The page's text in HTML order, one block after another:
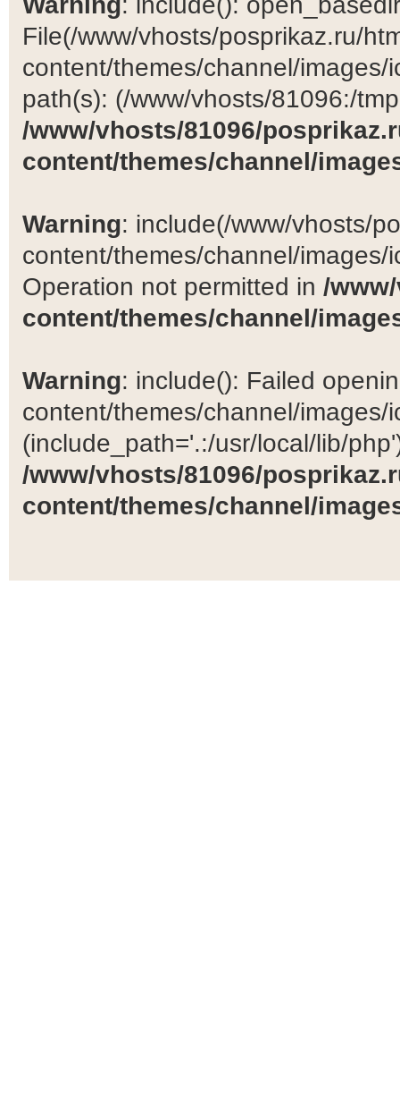
File(/www/vhosts/posprikaz.ru/
content/themes/channel/
path(s): (/www/vhosts/81096:/
/www/vhosts/81096/
content/themes/channel/
Warning: include(/www/vhosts/
content/themes/channel/
Operation not permitted in /
content/themes/channel/
Warning: include(): Failed
content/themes/channel/images/
(include_path='.:/usr/local/lib/
/www/vhosts/81096/
content/themes/channel/